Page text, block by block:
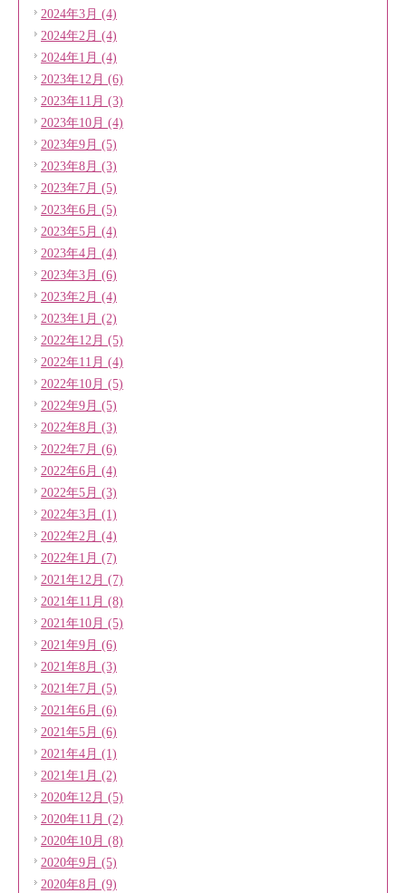
2024年3月 (4)
2024年2月 (4)
2024年1月 (4)
2023年12月 (6)
2023年11月 (3)
2023年10月 (4)
2023年9月 (5)
2023年8月 (3)
2023年7月 (5)
2023年6月 (5)
2023年5月 (4)
2023年4月 (4)
2023年3月 (6)
2023年2月 (4)
2023年1月 (2)
2022年12月 (5)
2022年11月 (4)
2022年10月 (5)
2022年9月 (5)
2022年8月 (3)
2022年7月 (6)
2022年6月 (4)
2022年5月 (3)
2022年3月 (1)
2022年2月 (4)
2022年1月 (7)
2021年12月 (7)
2021年11月 (8)
2021年10月 (5)
2021年9月 (6)
2021年8月 (3)
2021年7月 (5)
2021年6月 (6)
2021年5月 (6)
2021年4月 (1)
2021年1月 (2)
2020年12月 (5)
2020年11月 (2)
2020年10月 (8)
2020年9月 (5)
2020年8月 (9)